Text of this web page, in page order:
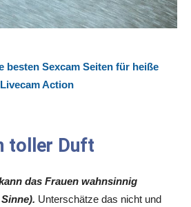
besten Sexcam Seiten für heiße
Livecam Action
toller Duft
das Frauen wahnsinnig
Unterschätze das nicht und